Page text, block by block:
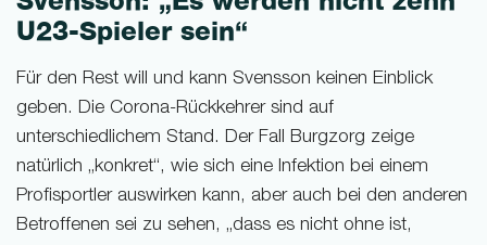
U23-Spieler sein“
Für den Rest will und kann Svensson keinen Einblick
geben. Die Corona-Rückkehrer sind auf
unterschiedlichem Stand. Der Fall Burgzorg zeige
natürlich „konkret“, wie sich eine Infektion bei einem
Profisportler auswirken kann, aber auch bei den anderen
Betroffenen sei zu sehen, „dass es nicht ohne ist,